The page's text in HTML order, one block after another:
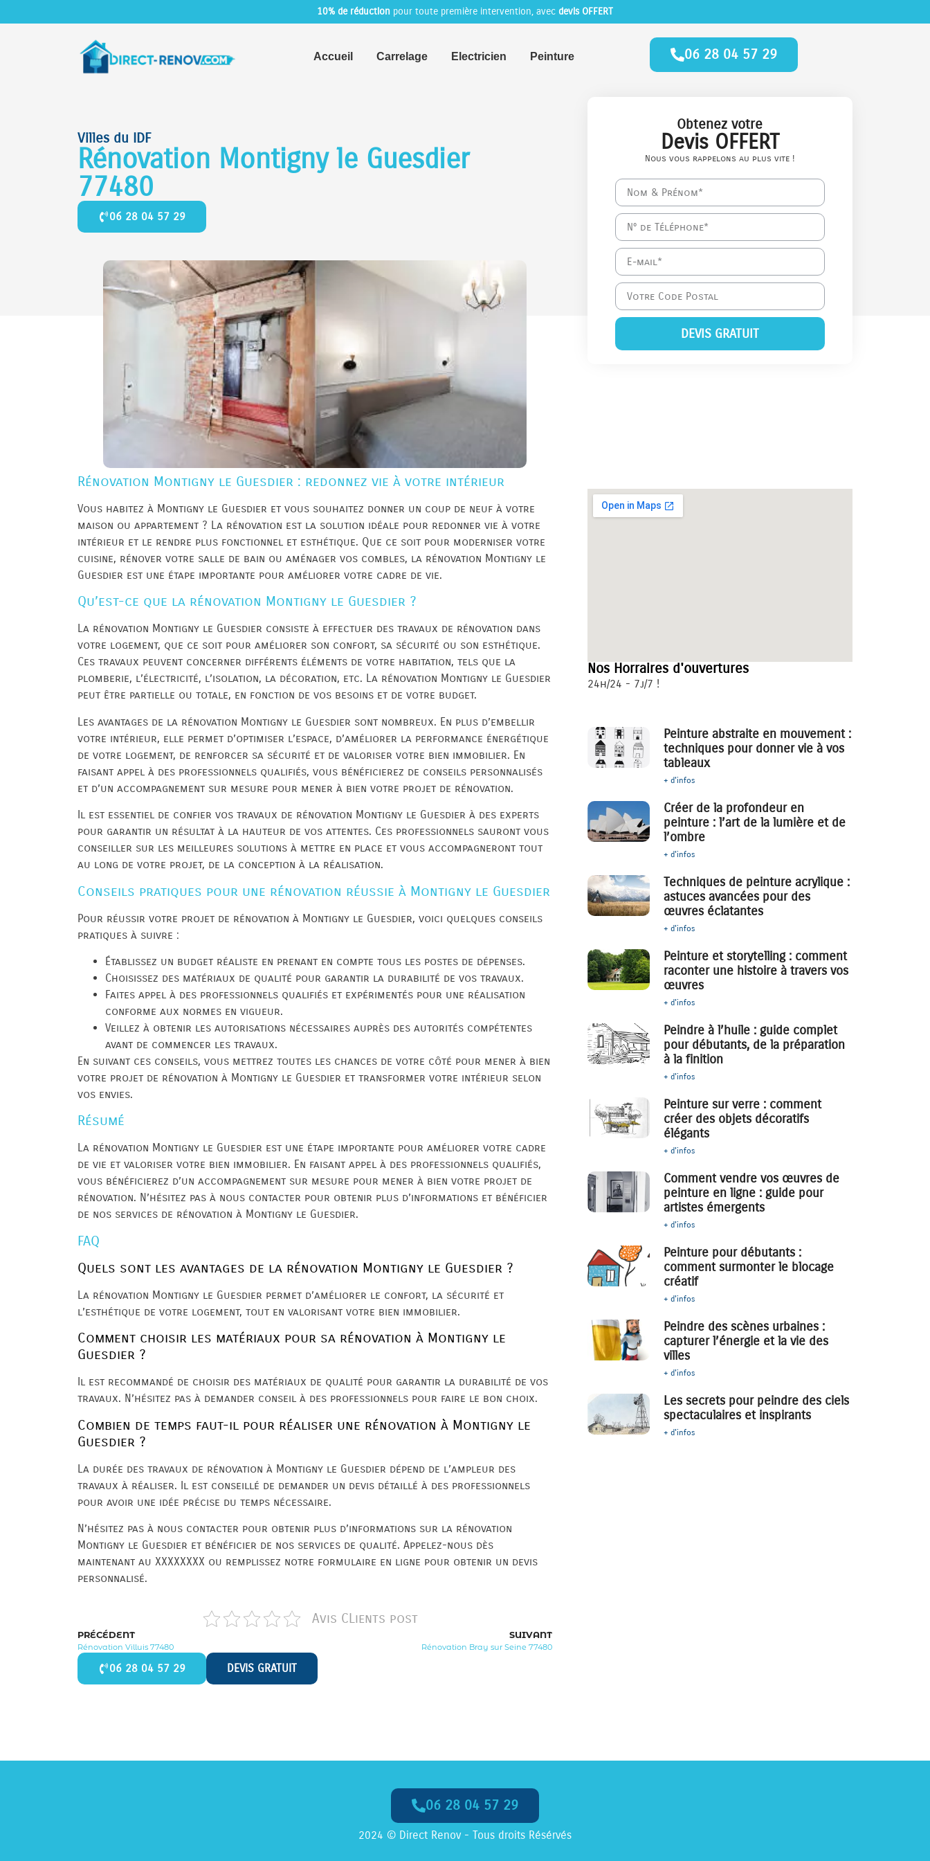
10% de réduction pour toute première intervention, avec devis OFFERT
Accueil Carrelage Electricien Peinture 06 28 04 57 29
Villes du IDF
Rénovation Montigny le Guesdier
77480
06 28 04 57 29
Obtenez votre
Devis OFFERT
Nous vous rappelons au plus vite !
DEVIS GRATUIT
Rénovation Montigny le Guesdier : redonnez vie à votre intérieur
Vous habitez à Montigny le Guesdier et vous souhaitez donner un coup de neuf à votre
maison ou appartement ? La rénovation est la solution idéale pour redonner vie à votre
intérieur et le rendre plus fonctionnel et esthétique. Que ce soit pour moderniser votre
cuisine, rénover votre salle de bain ou aménager vos combles, la rénovation Montigny le
Guesdier est une étape importante pour améliorer votre cadre de vie.
Qu’est-ce que la rénovation Montigny le Guesdier ?
La rénovation Montigny le Guesdier consiste à effectuer des travaux de rénovation dans
votre logement, que ce soit pour améliorer son confort, sa sécurité ou son esthétique.
Ces travaux peuvent concerner différents éléments de votre habitation, tels que la
plomberie, l’électricité, l’isolation, la décoration, etc. La rénovation Montigny le Guesdier
peut être partielle ou totale, en fonction de vos besoins et de votre budget.
Les avantages de la rénovation Montigny le Guesdier sont nombreux. En plus d’embellir
votre intérieur, elle permet d’optimiser l’espace, d’améliorer la performance énergétique
de votre logement, de renforcer sa sécurité et de valoriser votre bien immobilier. En
faisant appel à des professionnels qualifiés, vous bénéficierez de conseils personnalisés
et d’un accompagnement sur mesure pour mener à bien votre projet de rénovation.
Il est essentiel de confier vos travaux de rénovation Montigny le Guesdier à des experts
pour garantir un résultat à la hauteur de vos attentes. Ces professionnels sauront vous
conseiller sur les meilleures solutions à mettre en place et vous accompagneront tout
au long de votre projet, de la conception à la réalisation.
Conseils pratiques pour une rénovation réussie à Montigny le Guesdier
Pour réussir votre projet de rénovation à Montigny le Guesdier, voici quelques conseils
pratiques à suivre :
Établissez un budget réaliste en prenant en compte tous les postes de dépenses.
Choisissez des matériaux de qualité pour garantir la durabilité de vos travaux.
Faites appel à des professionnels qualifiés et expérimentés pour une réalisation
conforme aux normes en vigueur.
Veillez à obtenir les autorisations nécessaires auprès des autorités compétentes
avant de commencer les travaux.
En suivant ces conseils, vous mettrez toutes les chances de votre côté pour mener à bien
votre projet de rénovation à Montigny le Guesdier et transformer votre intérieur selon
vos envies.
Résumé
La rénovation Montigny le Guesdier est une étape importante pour améliorer votre cadre
de vie et valoriser votre bien immobilier. En faisant appel à des professionnels qualifiés,
vous bénéficierez d’un accompagnement sur mesure pour mener à bien votre projet de
rénovation. N’hésitez pas à nous contacter pour obtenir plus d’informations et bénéficier
de nos services de rénovation à Montigny le Guesdier.
FAQ
Quels sont les avantages de la rénovation Montigny le Guesdier ?
La rénovation Montigny le Guesdier permet d’améliorer le confort, la sécurité et
l’esthétique de votre logement, tout en valorisant votre bien immobilier.
Comment choisir les matériaux pour sa rénovation à Montigny le
Guesdier ?
Il est recommandé de choisir des matériaux de qualité pour garantir la durabilité de vos
travaux. N’hésitez pas à demander conseil à des professionnels pour faire le bon choix.
Combien de temps faut-il pour réaliser une rénovation à Montigny le
Guesdier ?
La durée des travaux de rénovation à Montigny le Guesdier dépend de l’ampleur des
travaux à réaliser. Il est conseillé de demander un devis détaillé à des professionnels
pour avoir une idée précise du temps nécessaire.
N’hésitez pas à nous contacter pour obtenir plus d’informations sur la rénovation
Montigny le Guesdier et bénéficier de nos services de qualité. Appelez-nous dès
maintenant au XXXXXXXX ou remplissez notre formulaire en ligne pour obtenir un devis
personnalisé.
Avis CLients post
PRÉCÉDENT
Rénovation Villuis 77480
SUIVANT
Rénovation Bray sur Seine 77480
06 28 04 57 29 DEVIS GRATUIT
Nos Horraires d'ouvertures
24h/24 - 7j/7 !
Peinture abstraite en mouvement :
techniques pour donner vie à vos
tableaux
+ d'infos
Créer de la profondeur en
peinture : l’art de la lumière et de
l’ombre
+ d'infos
Techniques de peinture acrylique :
astuces avancées pour des
œuvres éclatantes
+ d'infos
Peinture et storytelling : comment
raconter une histoire à travers vos
œuvres
+ d'infos
Peindre à l’huile : guide complet
pour débutants, de la préparation
à la finition
+ d'infos
Peinture sur verre : comment
créer des objets décoratifs
élégants
+ d'infos
Comment vendre vos œuvres de
peinture en ligne : guide pour
artistes émergents
+ d'infos
Peinture pour débutants :
comment surmonter le blocage
créatif
+ d'infos
Peindre des scènes urbaines :
capturer l’énergie et la vie des
villes
+ d'infos
Les secrets pour peindre des ciels
spectaculaires et inspirants
+ d'infos
06 28 04 57 29
2024 © Direct Renov - Tous droits Résérvés